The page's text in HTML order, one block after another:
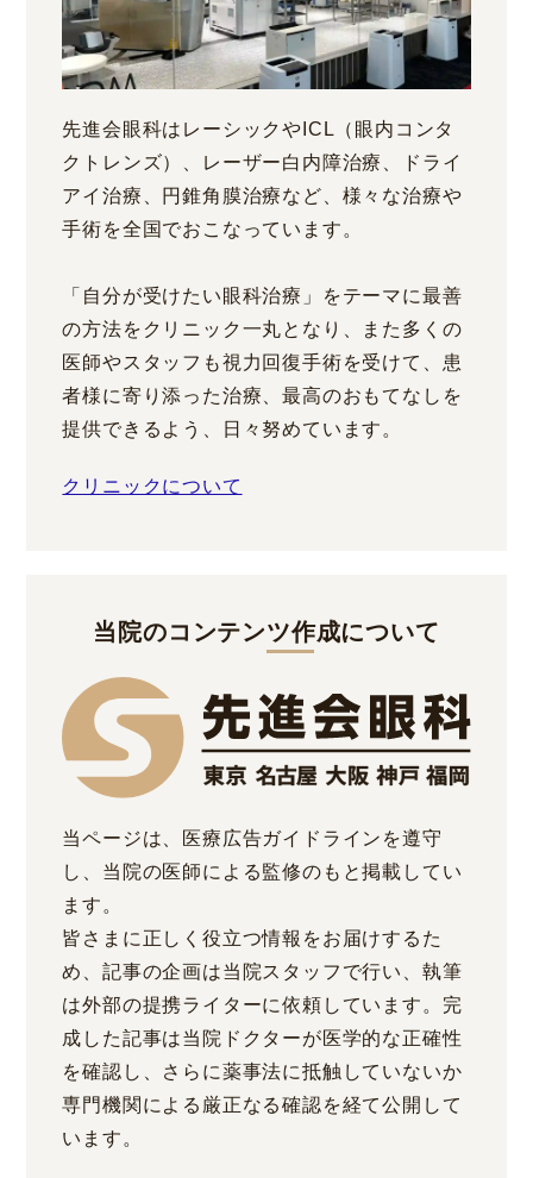
先進会眼科はレーシックやICL（眼内コンタ
クトレンズ）、レーザー白内障治療、ドライ
アイ治療、円錐角膜治療など、様々な治療や
手術を全国でおこなっています。
「自分が受けたい眼科治療」をテーマに最善
の方法をクリニック一丸となり、また多くの
医師やスタッフも視力回復手術を受けて、患
者様に寄り添った治療、最高のおもてなしを
提供できるよう、日々努めています。
クリニックについて
当院のコンテンツ作成について
当ページは、医療広告ガイドラインを遵守
し、当院の医師による監修のもと掲載してい
ます。
皆さまに正しく役立つ情報をお届けするた
め、記事の企画は当院スタッフで行い、執筆
は外部の提携ライターに依頼しています。完
成した記事は当院ドクターが医学的な正確性
を確認し、さらに薬事法に抵触していないか
専門機関による厳正なる確認を経て公開して
います。